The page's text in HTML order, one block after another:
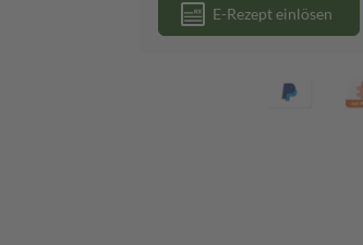
E-Rezept einlösen